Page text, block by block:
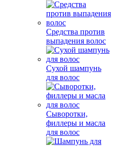
Средства против
выпадения волос
Сухой шампунь
для волос
Сыворотки,
филлеры и масла
для волос